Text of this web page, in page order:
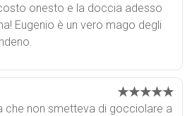
onesto e la doccia adesso
Eugenio è un vero mago degli
★★★★★
che non smetteva di gocciolare a